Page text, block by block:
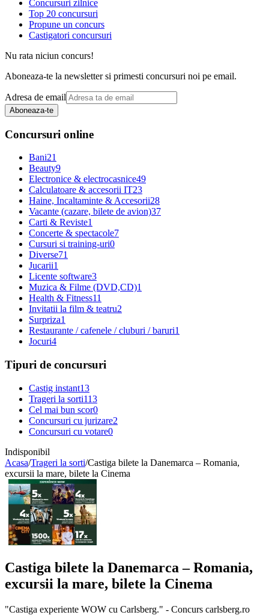
Concursuri zilnice
Top 20 concursuri
Propune un concurs
Castigatori concursuri
Nu rata niciun concurs!
Aboneaza-te la newsletter si primesti concursuri noi pe email.
Adresa de email
Aboneaza-te
Concursuri online
Bani21
Beauty9
Electronice & electrocasnice49
Calculatoare & accesorii IT23
Haine, Incaltaminte & Accesorii28
Vacante (cazare, bilete de avion)37
Carti & Reviste1
Concerte & spectacole7
Cursuri si training-uri0
Diverse71
Jucarii1
Licente software3
Muzica & Filme (DVD,CD)1
Health & Fitness11
Invitatii la film & teatru2
Surpriza1
Restaurante / cafenele / cluburi / baruri1
Jocuri4
Tipuri de concursuri
Castig instant13
Trageri la sorti113
Cel mai bun scor0
Concursuri cu jurizare2
Concursuri cu votare0
Indisponibil
Acasa/Trageri la sorti/Castiga bilete la Danemarca – Romania,
excursii la mare, bilete la Cinema
Castiga bilete la Danemarca – Romania,
excursii la mare, bilete la Cinema
"Castiga experiente WOW cu Carlsberg." - Concurs carlsberg.ro